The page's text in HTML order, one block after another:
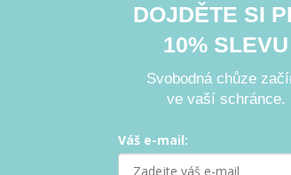
Související produktyDOJDĚTE SI
10% SLEVU
Svobodná chůze
ve vaší schránce.
Váš e-mail: